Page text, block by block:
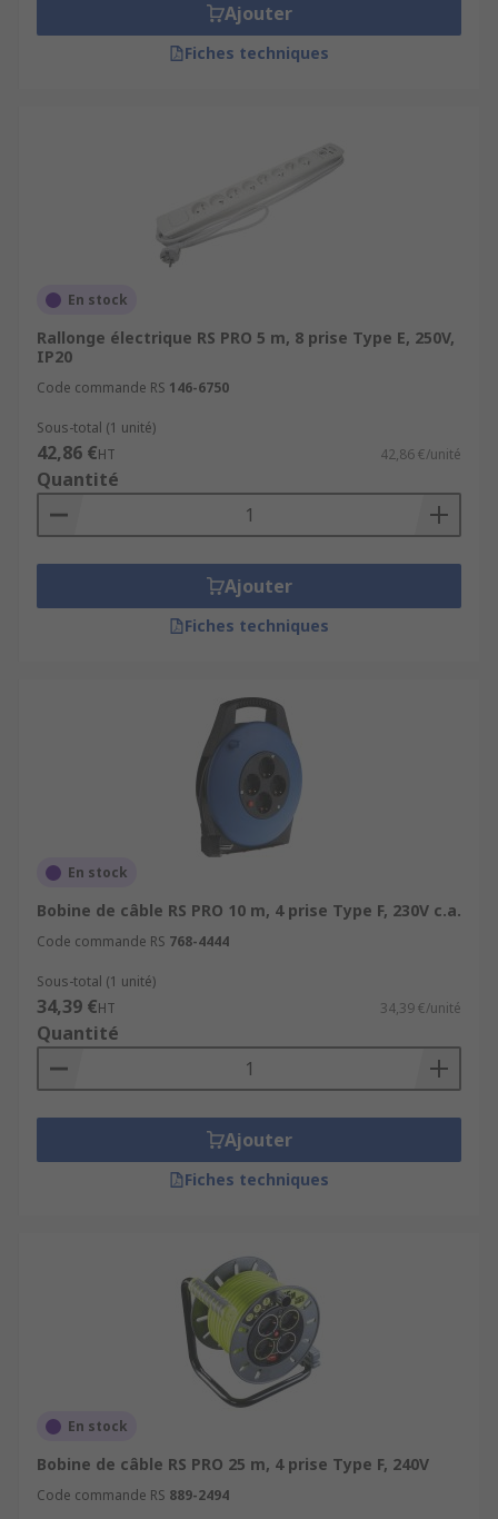
Ajouter
Fiches techniques
En stock
Rallonge électrique RS PRO 5 m, 8 prise Type E, 250V,
IP20
Code commande RS 146-6750
Sous-total (1 unité)
42,86 €HT 42,86 €/unité
Quantité
Ajouter
Fiches techniques
En stock
Bobine de câble RS PRO 10 m, 4 prise Type F, 230V c.a.
Code commande RS 768-4444
Sous-total (1 unité)
34,39 €HT 34,39 €/unité
Quantité
Ajouter
Fiches techniques
En stock
Bobine de câble RS PRO 25 m, 4 prise Type F, 240V
Code commande RS 889-2494